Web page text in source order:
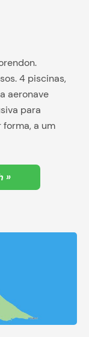
4 piscinas,
aeronave
para
a um
»